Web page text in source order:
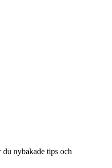
du nybakade tips och